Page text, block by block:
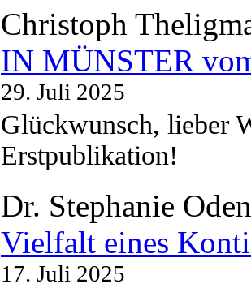
Christoph
IN MÜNSTER
29. Juli 2025
Glückwunsch, lieber
Erstpublikation!
Dr. Stephanie
Vielfalt eines
17. Juli 2025